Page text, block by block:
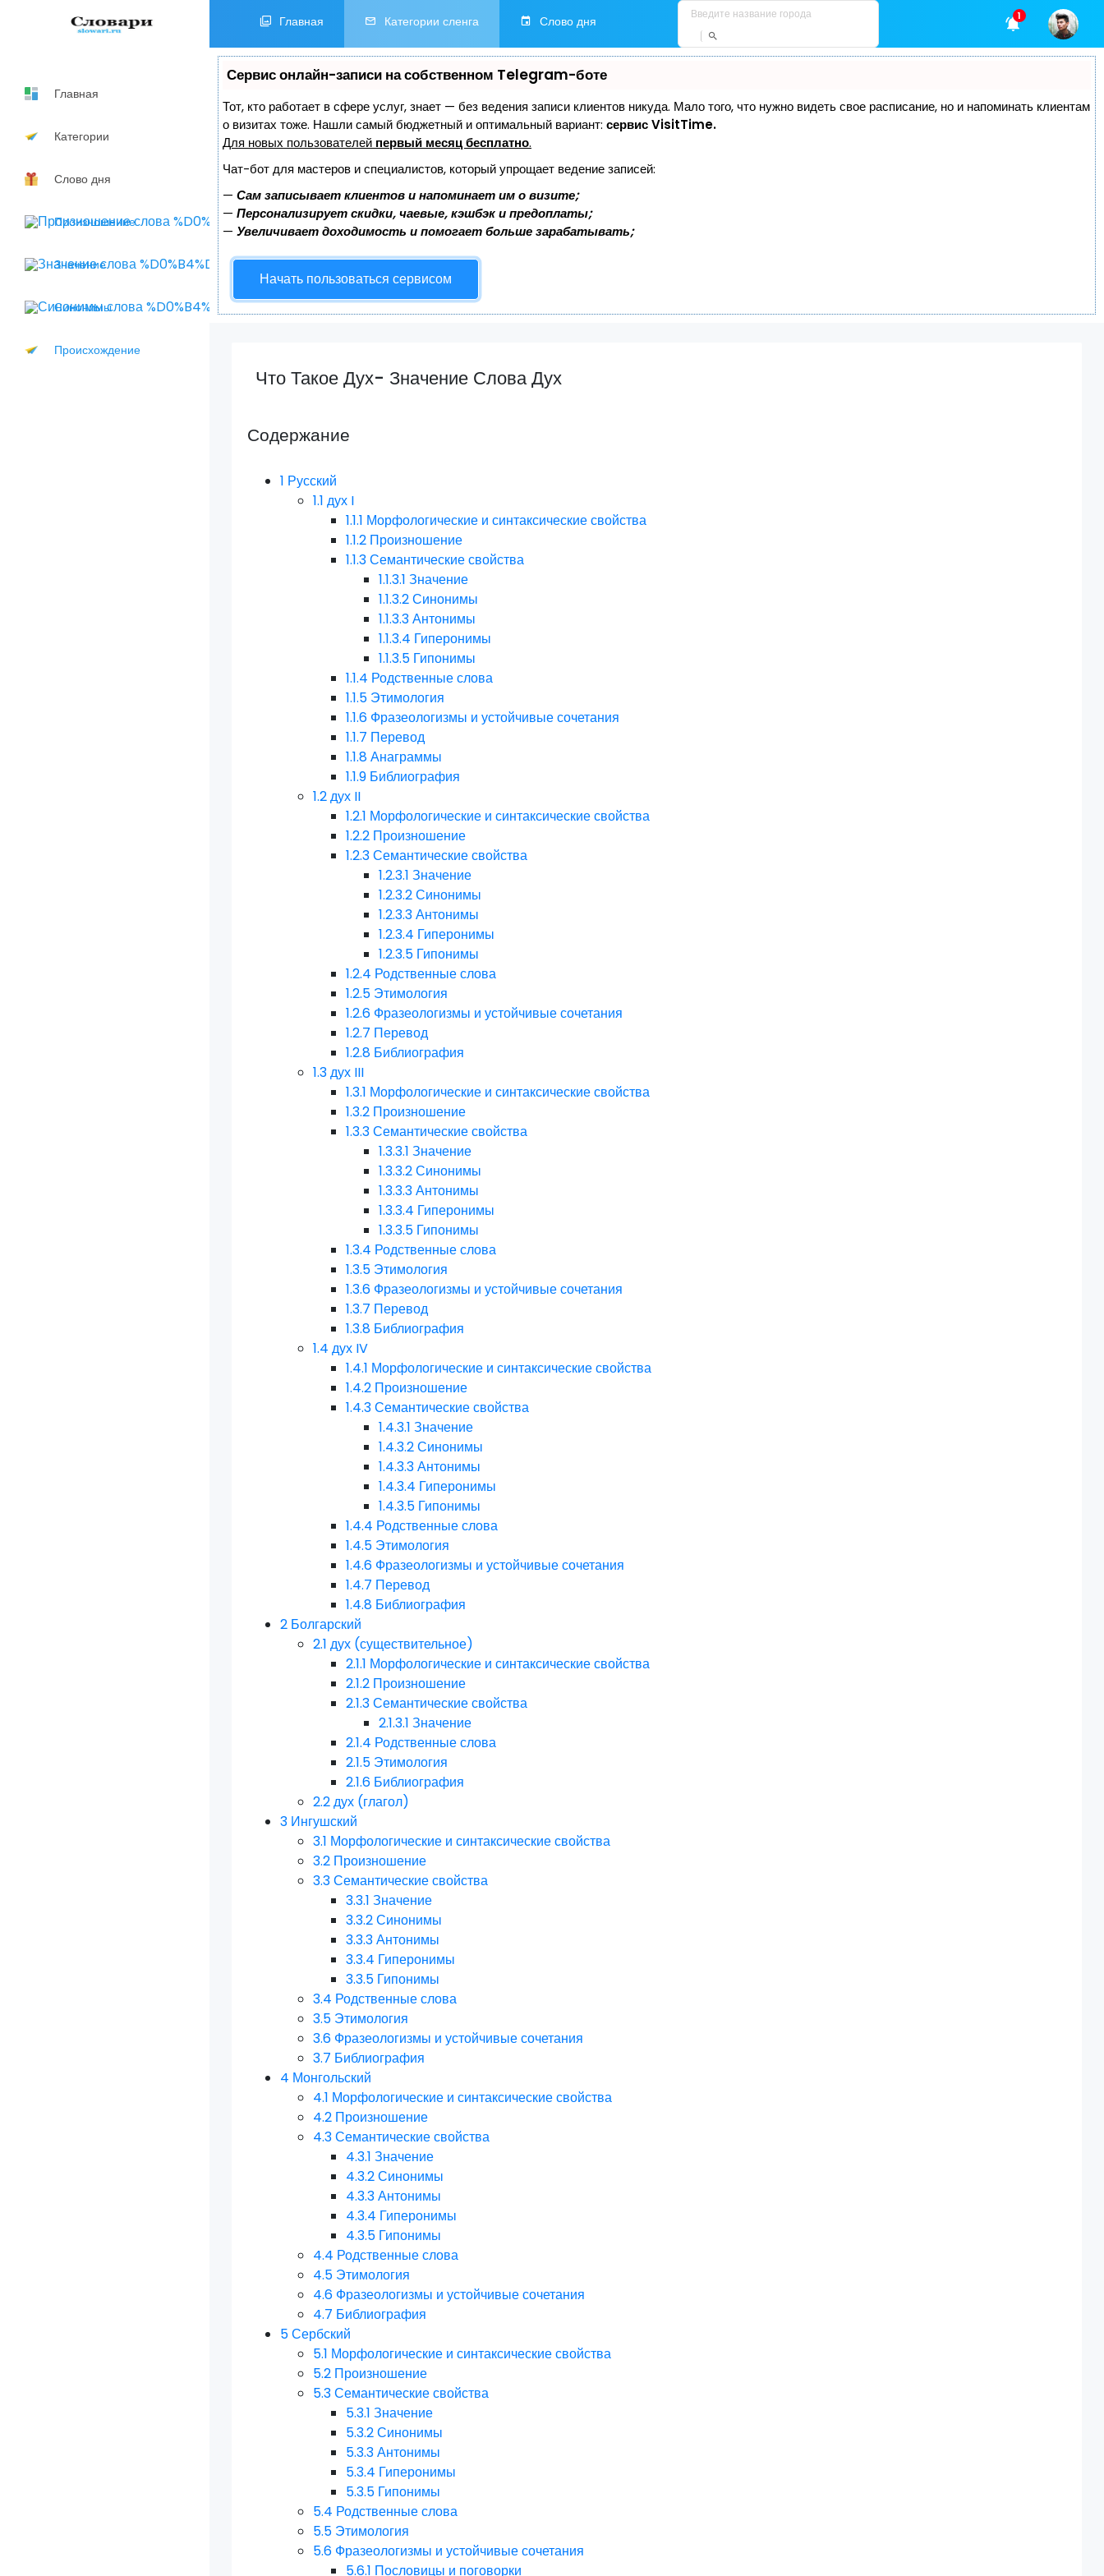
Главная Категории сленга Слово дня 1
Главная
Категории
Слово дня
Произношение
Значение
Синонимы
Происхождение
Сервис онлайн-записи на собственном Telegram-боте
Тот, кто работает в сфере услуг, знает — без ведения записи клиентов никуда. Мало того, что нужно видеть свое расписание, но и напоминать клиентам
о визитах тоже. Нашли самый бюджетный и оптимальный вариант: сервис VisitTime.
Для новых пользователей первый месяц бесплатно.
Чат-бот для мастеров и специалистов, который упрощает ведение записей:
— Сам записывает клиентов и напоминает им о визите;
— Персонализирует скидки, чаевые, кэшбэк и предоплаты;
— Увеличивает доходимость и помогает больше зарабатывать;
Начать пользоваться сервисом
Что Такое Дух- Значение Слова Дух
Содержание
1 Русский
1.1 дух I
1.1.1 Морфологические и синтаксические свойства
1.1.2 Произношение
1.1.3Семантические свойства
1.1.3.1 Значение
1.1.3.2Синонимы
1.1.3.3Антонимы
1.1.3.4 Гиперонимы
1.1.3.5 Гипонимы
1.1.4 Родственные слова
1.1.5 Этимология
1.1.6 Фразеологизмы и устойчивые сочетания
1.1.7 Перевод
1.1.8Анаграммы
1.1.9 Библиография
1.2дух II
1.2.1 Морфологические и синтаксические свойства
1.2.2 Произношение
1.2.3Семантические свойства
1.2.3.1 Значение
1.2.3.2Синонимы
1.2.3.3Антонимы
1.2.3.4 Гиперонимы
1.2.3.5 Гипонимы
1.2.4 Родственные слова
1.2.5 Этимология
1.2.6 Фразеологизмы и устойчивые сочетания
1.2.7 Перевод
1.2.8 Библиография
1.3дух III
1.3.1 Морфологические и синтаксические свойства
1.3.2 Произношение
1.3.3Семантические свойства
1.3.3.1 Значение
1.3.3.2Синонимы
1.3.3.3Антонимы
1.3.3.4 Гиперонимы
1.3.3.5 Гипонимы
1.3.4 Родственные слова
1.3.5 Этимология
1.3.6 Фразеологизмы и устойчивые сочетания
1.3.7 Перевод
1.3.8 Библиография
1.4 дух IV
1.4.1 Морфологические и синтаксические свойства
1.4.2 Произношение
1.4.3Семантические свойства
1.4.3.1 Значение
1.4.3.2Синонимы
1.4.3.3Антонимы
1.4.3.4 Гиперонимы
1.4.3.5 Гипонимы
1.4.4 Родственные слова
1.4.5 Этимология
1.4.6 Фразеологизмы и устойчивые сочетания
1.4.7 Перевод
1.4.8 Библиография
2 Болгарский
2.1 дух (существительное)
2.1.1 Морфологические и синтаксические свойства
2.1.2 Произношение
2.1.3Семантические свойства
2.1.3.1 Значение
2.1.4 Родственные слова
2.1.5 Этимология
2.1.6 Библиография
2.2дух (глагол)
3 Ингушский
3.1 Морфологические и синтаксические свойства
3.2 Произношение
3.3Семантические свойства
3.3.1 Значение
3.3.2Синонимы
3.3.3Антонимы
3.3.4 Гиперонимы
3.3.5 Гипонимы
3.4 Родственные слова
3.5 Этимология
3.6 Фразеологизмы и устойчивые сочетания
3.7 Библиография
4 Монгольский
4.1 Морфологические и синтаксические свойства
4.2 Произношение
4.3Семантические свойства
4.3.1 Значение
4.3.2Синонимы
4.3.3Антонимы
4.3.4 Гиперонимы
4.3.5 Гипонимы
4.4 Родственные слова
4.5 Этимология
4.6 Фразеологизмы и устойчивые сочетания
4.7 Библиография
5Сербский
5.1 Морфологические и синтаксические свойства
5.2 Произношение
5.3Семантические свойства
5.3.1 Значение
5.3.2Синонимы
5.3.3Антонимы
5.3.4 Гиперонимы
5.3.5 Гипонимы
5.4 Родственные слова
5.5 Этимология
5.6 Фразеологизмы и устойчивые сочетания
5.6.1 Пословицы и поговорки